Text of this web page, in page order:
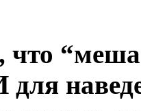
что
для